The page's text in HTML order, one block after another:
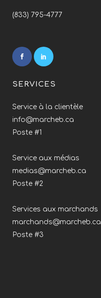
(833) 795-4777
SERVICES
Service à la clientèle
info@marcheb.ca
Poste #1
Service aux médias
medias@marcheb.ca
Poste #2
Services aux marchands
marchands@marcheb.ca
Poste #3